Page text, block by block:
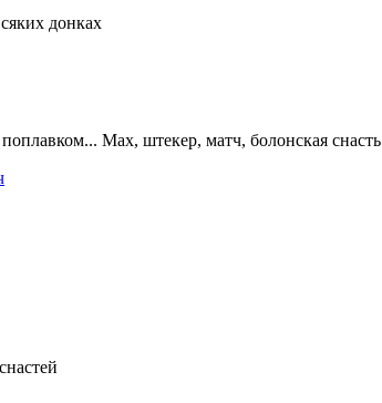
донках
поплавком... Мах, штекер, матч, болонская снасть